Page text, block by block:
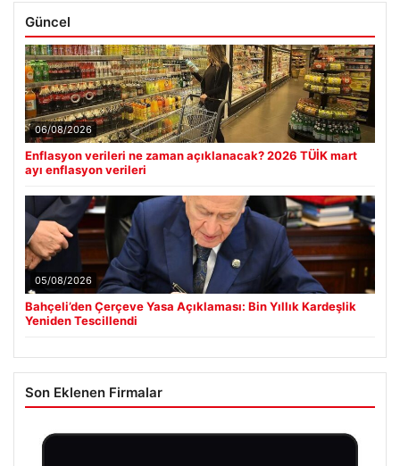
Güncel
06/08/2026
Enflasyon verileri ne zaman açıklanacak? 2026 TÜİK mart
ayı enflasyon verileri
05/08/2026
Bahçeli’den Çerçeve Yasa Açıklaması: Bin Yıllık Kardeşlik
Yeniden Tescillendi
Son Eklenen Firmalar